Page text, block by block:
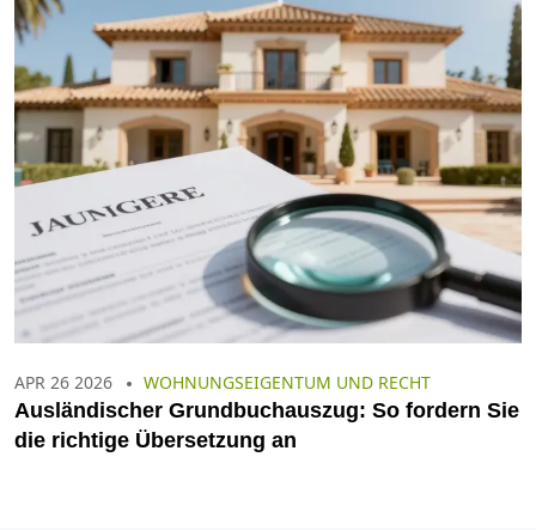
APR 26 2026 WOHNUNGSEIGENTUM UND RECHT
Ausländischer Grundbuchauszug: So fordern Sie
die richtige Übersetzung an